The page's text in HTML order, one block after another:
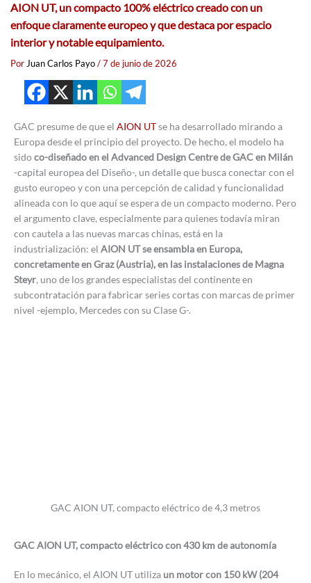
AION UT, un compacto 100% eléctrico creado con un
enfoque claramente europeo y que destaca por espacio
interior y notable equipamiento.
Por Juan Carlos Payo/7 de junio de 2026
GAC presume de que el AION UTse ha desarrollado mirando a
Europa desde el principio del proyecto. De hecho, el modelo ha
sidoco-diseñado en el Advanced Design Centre de GAC en Milán
-capital europea del Diseño-, un detalle que busca conectar con el
gusto europeo y con una percepción de calidad y funcionalidad
alineada con lo que aquí se espera de un compacto moderno. Pero
el argumento clave, especialmente para quienes todavía miran
con cautela a las nuevas marcas chinas, está en la
industrialización: el AION UT se ensambla en Europa,
concretamente en Graz (Austria), en las instalaciones de Magna
Steyr, uno de los grandes especialistas del continente en
subcontratación para fabricar series cortas con marcas de primer
nivel -ejemplo, Mercedes con su Clase G-.
GAC AION UT, compacto eléctrico de 4,3 metros
GAC AION UT, compacto eléctrico con 430 km de autonomía
En lo mecánico, el AION UT utiliza un motor con 150 kW (204